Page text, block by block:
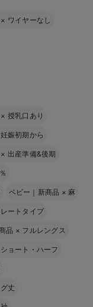
× ワイヤーなし
× 授乳口あり
妊娠初期から
× 出産準備&後期
ベビー｜新商品 × 麻
ートタイプ
品 × フルレングス
ショート・ハーフ
丈